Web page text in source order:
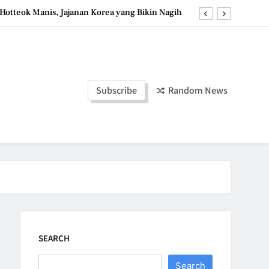
Hotteok Manis, Jajanan Korea yang Bikin Nagih
the Simple Ingredients That Make It Perfect
Tzatziki Yogurt Saus Segar Favorit Mediterania
Subscribe Random News
SEARCH
Search